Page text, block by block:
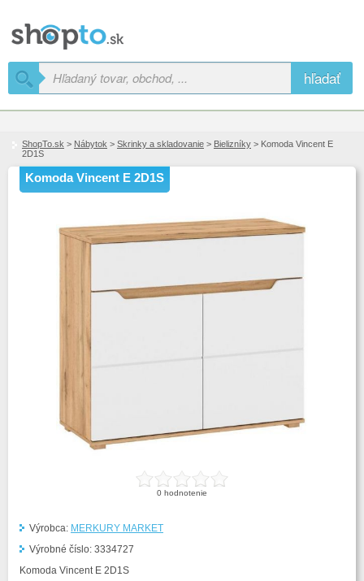
hľadať
ShopTo.sk > Nábytok > Skrinky a skladovanie > Bielizníky > Komoda Vincent E
2D1S
Komoda Vincent E 2D1S
0 hodnotenie
Výrobca: MERKURY MARKET
Výrobné číslo: 3334727
Komoda Vincent E 2D1S